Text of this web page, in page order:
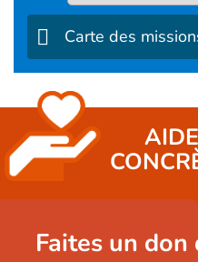
Carte des
Faites un